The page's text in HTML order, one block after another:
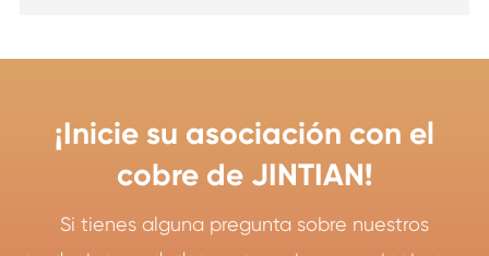
¡Inicie su asociación con el
cobre de JINTIAN!
Si tienes alguna pregunta sobre nuestros